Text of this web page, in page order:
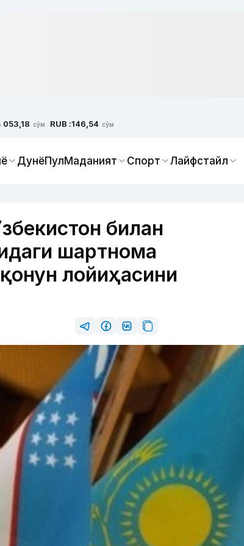
053,18 сўм RUB :146,54 сўм
ДунёПулМаданият Спорт Лайфстайл
билан
шартнома
лойиҳасини